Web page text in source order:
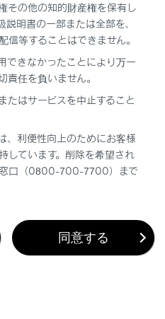
か？
その他の知的財産権を保有し
明書の一部または全部を、
等することはできません。
できなかったことにより万一
責任を負いません。
たはサービスを中止すること
、利便性向上のためにお客様
しています。削除を希望され
口（0800-700-7700）まで
同意する